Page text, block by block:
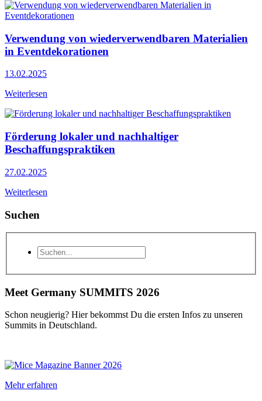
Verwendung von wiederverwendbaren Materialien
in Eventdekorationen
13.02.2025
Weiterlesen
Förderung lokaler und nachhaltiger
Beschaffungspraktiken
27.02.2025
Weiterlesen
Suchen
Meet Germany SUMMITS 2026
Schon neugierig? Hier bekommst Du die ersten Infos zu unseren
Summits in Deutschland.
Mehr erfahren